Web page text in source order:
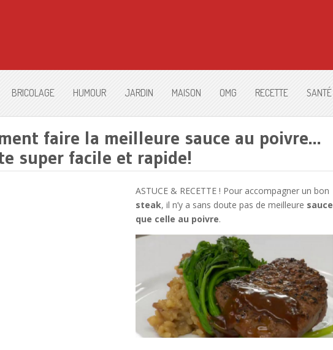
BRICOLAGE HUMOUR JARDIN MAISON OMG RECETTE SANTÉ
faire la meilleure sauce au poivre…
super facile et rapide!
ASTUCE & RECETTE ! Pour accompagner un bon
steak, il n’y a sans doute pas de meilleure sauce
que celle au poivre.